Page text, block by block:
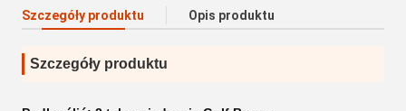
Szczegóły produktu Opis produktu
Szczegóły produktu